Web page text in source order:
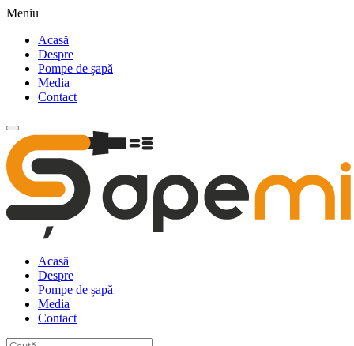
Meniu
Acasă
Despre
Pompe de șapă
Media
Contact
Acasă
Despre
Pompe de șapă
Media
Contact